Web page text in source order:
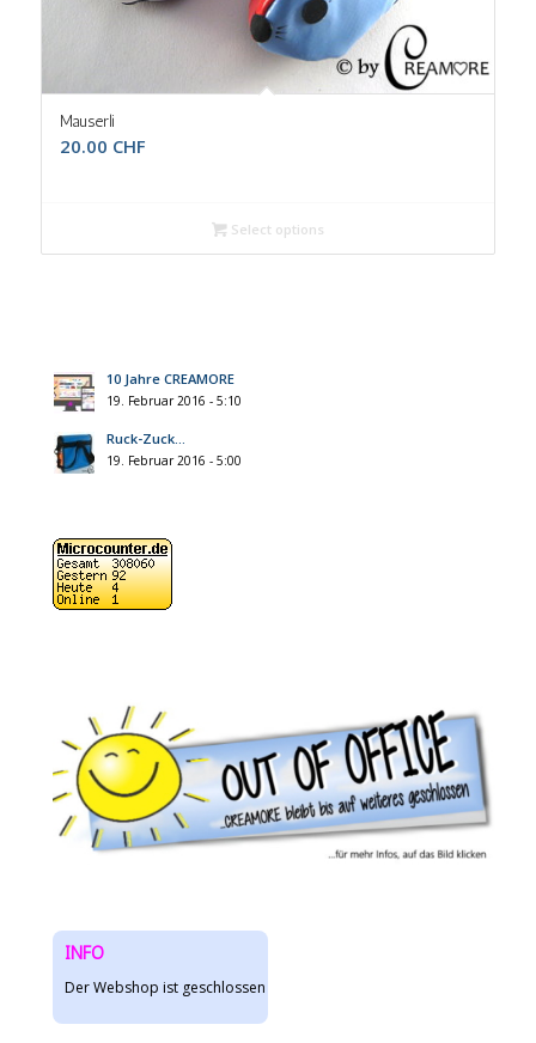
5.00
Mauserli
20.00 CHF
Select options
10 Jahre CREAMORE
19. Februar 2016 - 5:10
Ruck-Zuck…
19. Februar 2016 - 5:00
INFO
Der Webshop ist geschlossen